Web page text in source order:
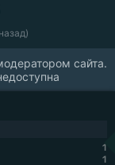
сайта.
1
1